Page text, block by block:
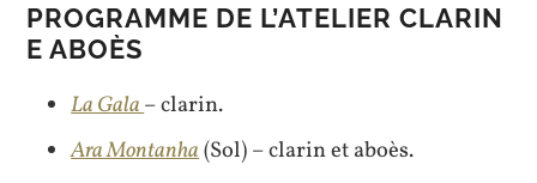
PROGRAMME DE L’ATELIER CLARIN
E ABOÈS
La Gala– clarin.
Ara Montanha(Sol) – clarin et aboès.